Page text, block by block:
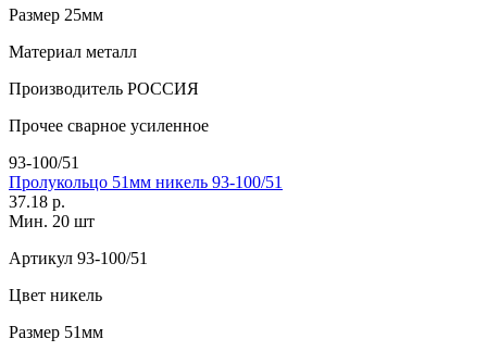
Размер 25мм
Материал металл
Производитель РОССИЯ
Прочее сварное усиленное
93-100/51
Пролукольцо 51мм никель 93-100/51
37.18 р.
Мин. 20 шт
Артикул 93-100/51
Цвет никель
Размер 51мм